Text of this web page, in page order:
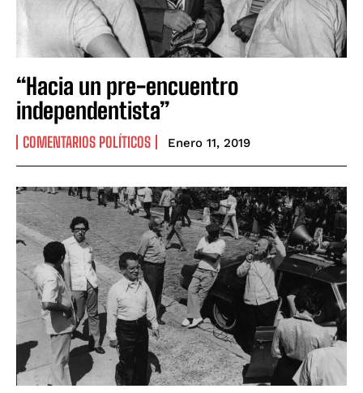
“Hacia un pre-encuentro
independentista”
COMENTARIOS POLÍTICOS Enero 11, 2019